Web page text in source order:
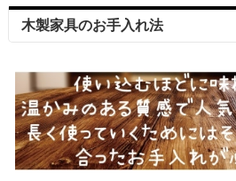
木製家具のお手入れ法